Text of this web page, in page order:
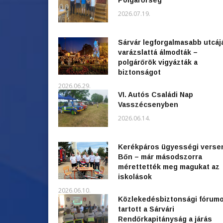
2026.07.19.
Sárvár legforgalmasabb
varázslattá álmodták –
polgárőrök vigyázták a
biztonságot
2026.06.29.
VI. Autós Családi Nap
Vasszécsenyben
2026.06.14.
Kerékpáros ügyességi
Bőn – már másodszorra
mérettették meg magukat az
iskolások
2026.06.10.
Közlekedésbiztonsági
tartott a Sárvári
Rendőrkapitányság a járás